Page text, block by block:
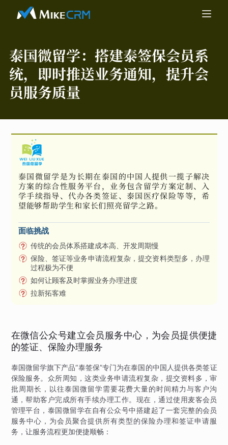
泰国微留学： 搭建泰签保会员系
统，即时推送业务通知，提升会
员服务质量
泰国微留学是为长期在泰国的中国人提供一揽子解决
方案的综合性服务平台，业务包含留学方案定制、入
学手续指导、代办各类签证、泰国医疗保险等等，希
望能够帮助学生和家长们照亮留学之路。
面临挑战
传统的会员体系搭建成本高、开发周期慢
保险、签证等业务申请流程复杂，提交资料类型多，办理
过程极为不便
如何让顾客及时掌握业务办理进度
拉新拓客难
在微信公众号建立会员服务中心，为会员提供便捷
的签证、保险办理服务
泰国微留学旗下产品“泰签保”专门为在泰国的中国人提供各类签证
保险服务。众所周知，这类业务申请流程复杂，提交资料多，审
批周期长，以往泰国微留学需要花费大量的时间精力与客户沟
通，帮助客户完成所有手续办理工作。现在，通过使用麦客会员
管理平台，泰国微留学在自有公众号中搭建起了一套完整的会员
服务中心，为会员聚合提供所有类型的保险办理和签证申请服
务，让服务流程更加便捷顺畅：